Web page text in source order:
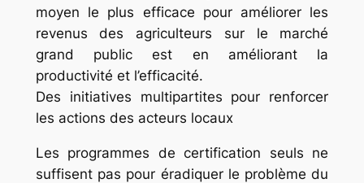
moyen le plus efficace pour améliorer les
revenus des agriculteurs sur le marché
grand public est en améliorant la
productivité et l’efficacité.
Des initiatives multipartites pour renforcer
les actions des acteurs locaux
Les programmes de certification seuls ne
suffisent pas pour éradiquer le problème du